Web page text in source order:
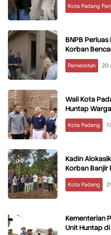
Kota Padang
BNPB
Korban
Pemerintah 20
Wali Kota
Huntap
Kota Padang
Kadin
Korban Banjir
Kota Padang
Kementerian
Unit Huntap